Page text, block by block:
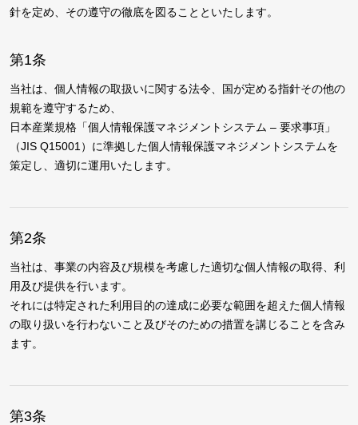
針を定め、その遵守の徹底を図ることといたします。
第1条
当社は、個人情報の取扱いに関する法令、国が定める指針その他の
規範を遵守するため、
日本産業規格「個人情報保護マネジメントシステム – 要求事項」
（JIS Q15001）に準拠した個人情報保護マネジメントシステムを
策定し、適切に運用いたします。
第2条
当社は、事業の内容及び規模を考慮した適切な個人情報の取得、利
用及び提供を行います。
それには特定された利用目的の達成に必要な範囲を超えた個人情報
の取り扱いを行わないこと及びそのための措置を講じることを含み
ます。
第3条